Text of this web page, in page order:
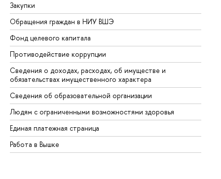
Закупки
Обращения граждан в НИУ ВШЭ
Фонд целевого капитала
Противодействие коррупции
Сведения о доходах, расходах, об имуществе и
обязательствах имущественного характера
Сведения об образовательной организации
Людям с ограниченными возможностями здоровья
Единая платежная страница
Работа в Вышке